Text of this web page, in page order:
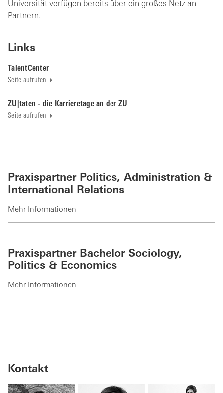
Universität verfügen bereits über ein großes Netz an
Partnern.
Links
TalentCenter
Seite aufrufen
ZU|taten - die Karrieretage an der ZU
Seite aufrufen
Praxispartner Politics, Administration &
International Relations
Mehr Informationen
Praxispartner Bachelor Sociology,
Politics & Economics
Mehr Informationen
Kontakt